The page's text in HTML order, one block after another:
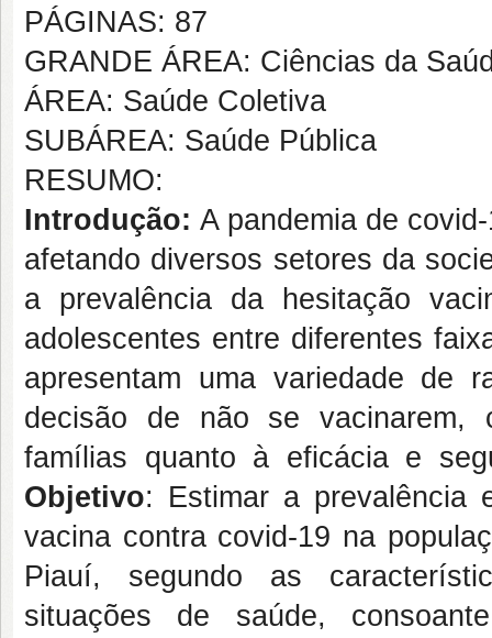
PÁGINAS: 87
GRANDE ÁREA: Ciências da
ÁREA: Saúde Coletiva
SUBÁREA: Saúde Pública
RESUMO:
Introdução:A pandemia de
afetando diversos setores da
a prevalência da hesitação
adolescentes entre diferentes
apresentam uma variedade de
decisão de não se vacinarem,
famílias quanto à eficácia e
Objetivo: Estimar a prevalência
vacina contra covid-19 na
Piauí, segundo as
situações de saúde,